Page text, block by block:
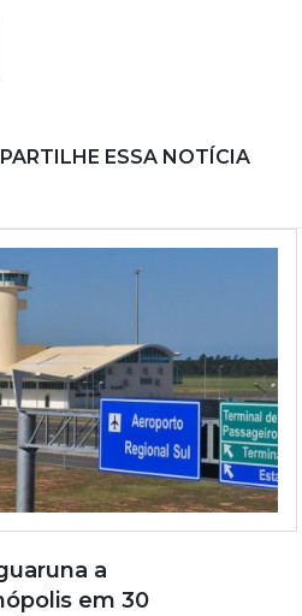
ESSA NOTÍCIA
a
em 30